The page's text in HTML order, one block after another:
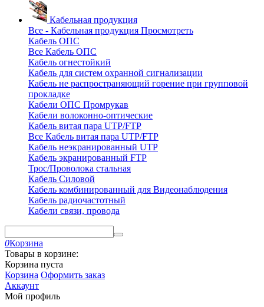
Кабельная продукция
Все - Кабельная продукция Просмотреть
Кабель ОПС
Все Кабель ОПС
Кабель огнестойкий
Кабель для систем охранной сигнализации
Кабель не распространяющий горение при групповой
прокладке
Кабели ОПС Промрукав
Кабели волоконно-оптические
Кабель витая пара UTP/FTP
Все Кабель витая пара UTP/FTP
Кабель неэкранированный UTP
Кабель экранированный FTP
Трос/Проволока стальная
Кабель Силовой
Кабель комбинированный для Видеонаблюдения
Кабель радиочастотный
Кабели связи, провода
0Корзина
Товары в корзине:
Корзина пуста
Корзина Оформить заказ
Аккаунт
Мой профиль